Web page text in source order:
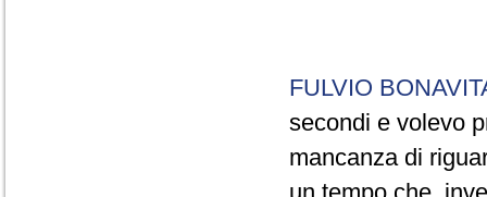
FULVIO
secondi e volevo
mancanza di